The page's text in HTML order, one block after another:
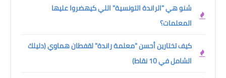
شنو هي "الراندة التونسية" اللي كيهضروا عليها
المعلمات؟
كيف تختارين أحسن "معلمة راندة" لقفطان هماوي (دليلك
الشامل في 10 نقاط)